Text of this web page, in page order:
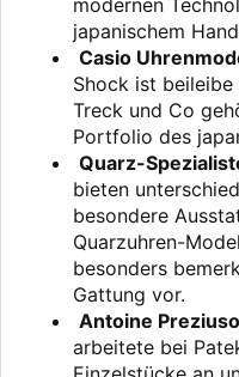
modernen
japanischem
Casio
Shock ist
Treck und Co
Portfolio des
Quarz-
bieten
besondere
Quarzuhren-
besonders
Gattung vor.
Antoine Preziuso
arbeitete bei